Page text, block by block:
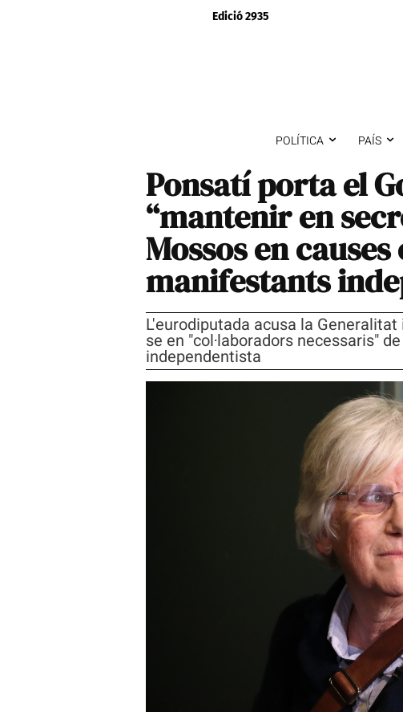
Edició 2935
POLÍTICA PAÍS
Ponsatí porta el
“mantenir en
Mossos en
manifestants
L'eurodiputada acusa la
se en "col·laboradors necessaris"
independentista